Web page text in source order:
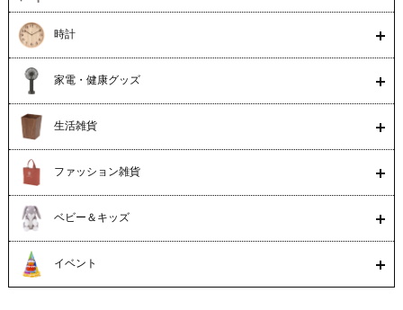
時計
家電・健康グッズ
生活雑貨
ファッション雑貨
ベビー＆キッズ
イベント